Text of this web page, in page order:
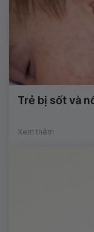
Trẻ bị sốt và
Xem thêm